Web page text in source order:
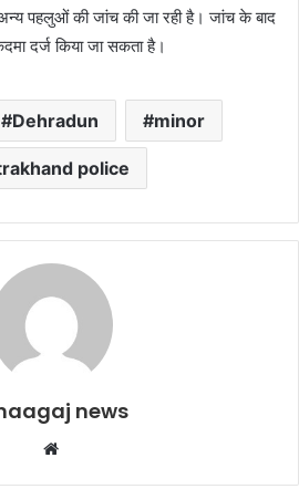
पहलुओं की जांच की जा रही है। जांच के बाद
दर्ज किया जा सकता है।
Dehradun minor
police
news
Website